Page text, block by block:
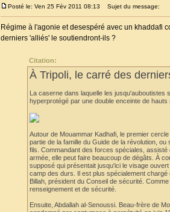
Posté le: Ven 25 Fév 2011 08:13 Sujet du message:
Régime à l'agonie et desespéré avec un khaddafi
derniers 'alliés' le soutiendront-ils ?
Citation:
À Tripoli, le carré des
La caserne dans laquelle les jusqu'auboutistes
hyperprotégé par une double enceinte de
Autour de Mouammar Kadhafi, le premier
partie de la famille du Guide de la révolution,
fils. Commandant des forces spéciales,
armée, elle peut faire beaucoup de dégâts. À
supposé qui présentait jusqu'ici le visage
camp des durs. Il est plus spécialement
Billah, président du Conseil de sécurité.
renseignement et de sécurité.
Ensuite, Abdallah al-Senoussi. Beau-frère de